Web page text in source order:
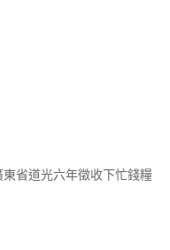
省道光六年徵收下忙錢糧